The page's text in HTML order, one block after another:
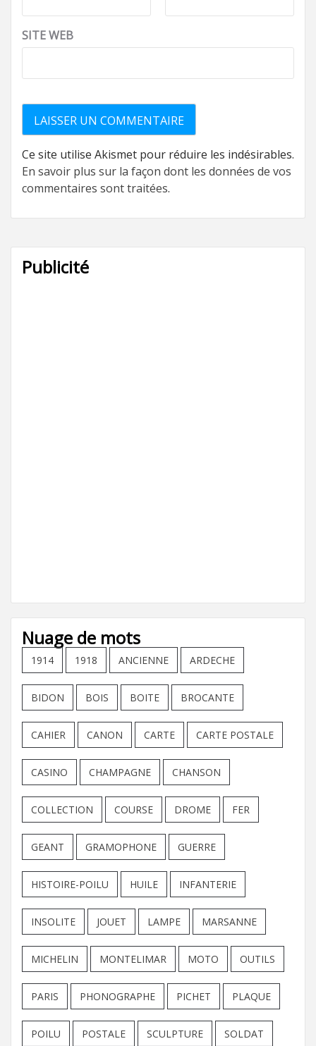
SITE WEB
Ce site utilise Akismet pour réduire les indésirables.
En savoir plus sur la façon dont les données de vos
commentaires sont traitées.
Publicité
Nuage de mots
1914 1918 ANCIENNE ARDECHE
BIDON BOIS BOITE BROCANTE
CAHIER CANON CARTE CARTE POSTALE
CASINO CHAMPAGNE CHANSON
COLLECTION COURSE DROME FER
GEANT GRAMOPHONE GUERRE
HISTOIRE-POILU HUILE INFANTERIE
INSOLITE JOUET LAMPE MARSANNE
MICHELIN MONTELIMAR MOTO OUTILS
PARIS PHONOGRAPHE PICHET PLAQUE
POILU POSTALE SCULPTURE SOLDAT